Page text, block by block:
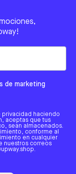
de marketing
privacidad haciendo
aceptas que tus
sean almacenados.
conforme al
en cualquier
nuestros correos